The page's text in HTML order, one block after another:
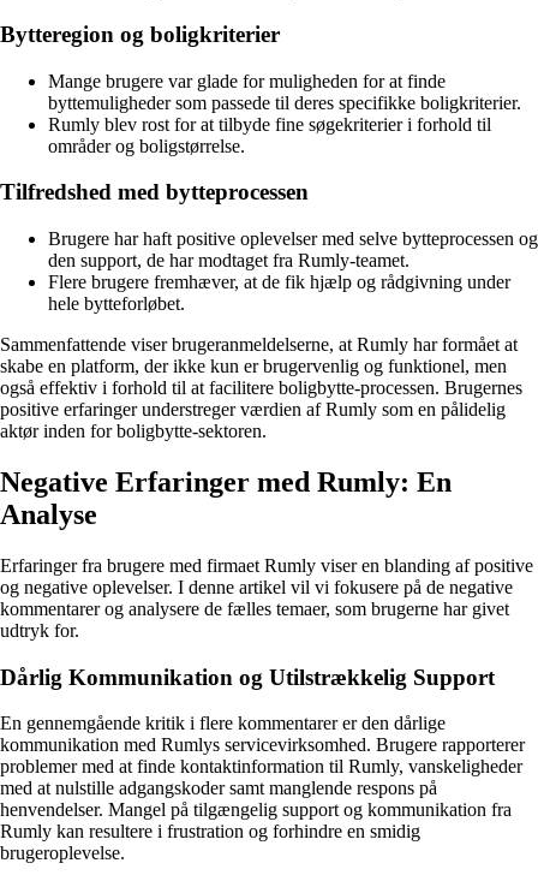
Bytteregion og boligkriterier
Mange brugere var glade for muligheden for at finde
byttemuligheder som passede til deres specifikke boligkriterier.
Rumly blev rost for at tilbyde fine søgekriterier i forhold til
områder og boligstørrelse.
Tilfredshed med bytteprocessen
Brugere har haft positive oplevelser med selve bytteprocessen og
den support, de har modtaget fra Rumly-teamet.
Flere brugere fremhæver, at de fik hjælp og rådgivning under
hele bytteforløbet.
Sammenfattende viser brugeranmeldelserne, at Rumly har formået at
skabe en platform, der ikke kun er brugervenlig og funktionel, men
også effektiv i forhold til at facilitere boligbytte-processen. Brugernes
positive erfaringer understreger værdien af Rumly som en pålidelig
aktør inden for boligbytte-sektoren.
Negative Erfaringer med Rumly: En
Analyse
Erfaringer fra brugere med firmaet Rumly viser en blanding af positive
og negative oplevelser. I denne artikel vil vi fokusere på de negative
kommentarer og analysere de fælles temaer, som brugerne har givet
udtryk for.
Dårlig Kommunikation og Utilstrækkelig Support
En gennemgående kritik i flere kommentarer er den dårlige
kommunikation med Rumlys servicevirksomhed. Brugere rapporterer
problemer med at finde kontaktinformation til Rumly, vanskeligheder
med at nulstille adgangskoder samt manglende respons på
henvendelser. Mangel på tilgængelig support og kommunikation fra
Rumly kan resultere i frustration og forhindre en smidig
brugeroplevelse.